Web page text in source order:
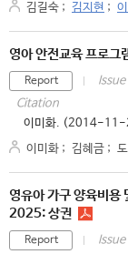
김길숙 ; 김지현 ;
영아 안전교육 프로그
Report
Citation
이미화. (2014-11-
이미화 ; 김혜금 ;
영유아 가구 양육비용
2025: 상권
Report